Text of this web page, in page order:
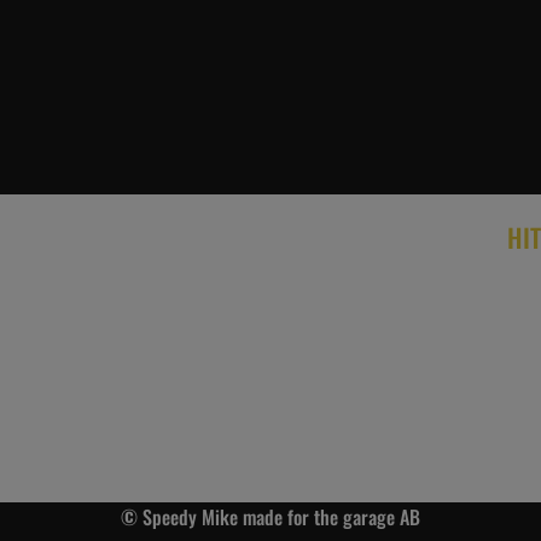
© Speedy Mike made for the garage AB